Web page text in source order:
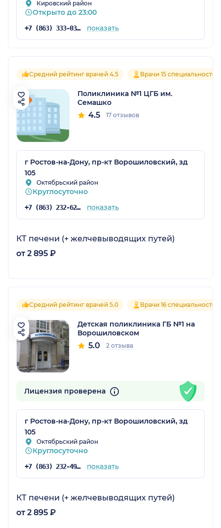
Кировский район
Открыто до 23:00
+7 (863) 333-03-93 показать
Средний рейтинг врачей 4.5 Врачи 15 специальностей
Поликлиника №1 ЦГБ им.
Семашко
4.5 17 отзывов
г Ростов-на-Дону, пр-кт Ворошиловский, зд
105
Октябрьский район
Круглосуточно
+7 (863) 232-62-24 показать
КТ печени (+ желчевыводящих путей)
от 2 895 ₽
Средний рейтинг врачей 5.0 Врачи 16 специальностей
Детская поликлиника ГБ №1 на
Ворошиловском
5.0 2 отзыва
Лицензия проверена
г Ростов-на-Дону, пр-кт Ворошиловский, зд
105
Октябрьский район
Круглосуточно
+7 (863) 232-49-38 показать
КТ печени (+ желчевыводящих путей)
от 2 895 ₽